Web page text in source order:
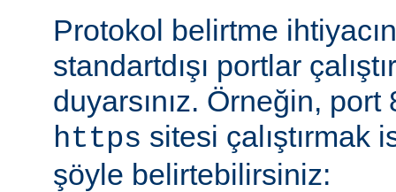
Protokol belirtme
standartdışı portlar
duyarsınız. Örneğin,
https sitesi çalıştırmak
şöyle belirtebilirsiniz: